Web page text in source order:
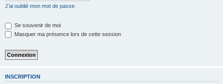
J’ai oublié mon mot de passe
Se souvenir de moi
Masquer ma présence lors de cette session
INSCRIPTION